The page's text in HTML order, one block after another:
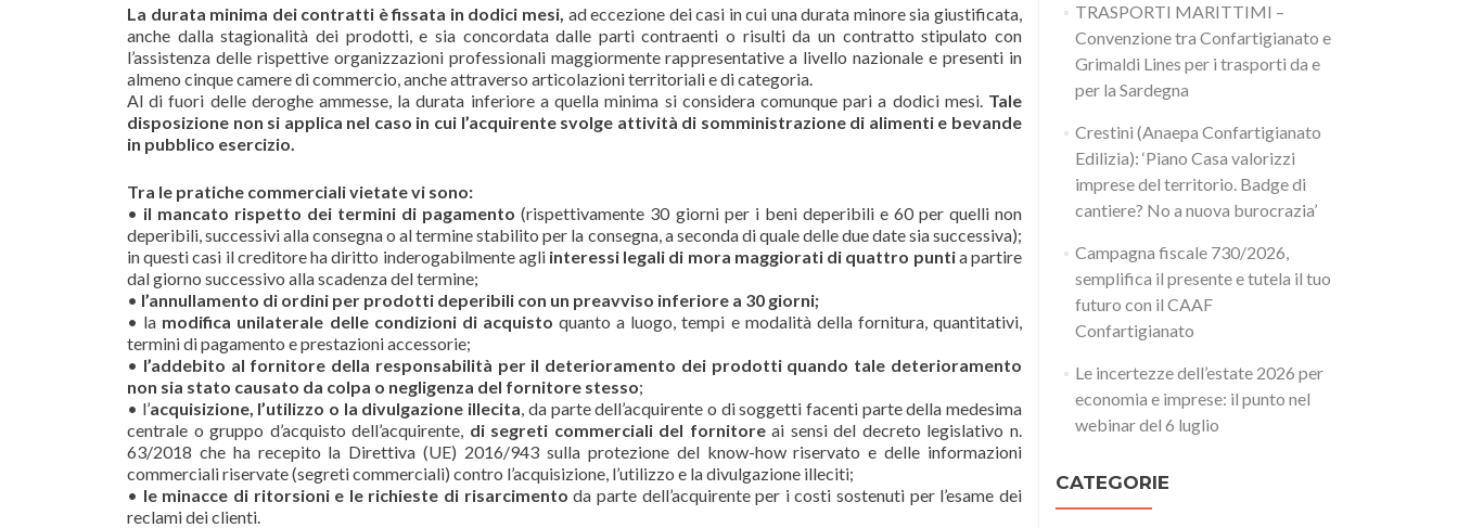
La durata minima dei contratti è fissata in dodici mesi, ad eccezione dei casi in cui una durata minore sia giustificata,
anche dalla stagionalità dei prodotti, e sia concordata dalle parti contraenti o risulti da un contratto stipulato con
l’assistenza delle rispettive organizzazioni professionali maggiormente rappresentative a livello nazionale e presenti in
almeno cinque camere di commercio, anche attraverso articolazioni territoriali e di categoria.
Al di fuori delle deroghe ammesse, la durata inferiore a quella minima si considera comunque pari a dodici mesi. Tale
disposizione non si applica nel caso in cui l’acquirente svolge attività di somministrazione di alimenti e bevande
in pubblico esercizio.
Tra le pratiche commerciali vietate vi sono:
• il mancato rispetto dei termini di pagamento (rispettivamente 30 giorni per i beni deperibili e 60 per quelli non
deperibili, successivi alla consegna o al termine stabilito per la consegna, a seconda di quale delle due date sia successiva);
in questi casi il creditore ha diritto inderogabilmente agli interessi legali di mora maggiorati di quattro puntia partire
dal giorno successivo alla scadenza del termine;
• l’annullamento di ordini per prodotti deperibili con un preavviso inferiore a 30 giorni;
• la modifica unilaterale delle condizioni di acquisto quanto a luogo, tempi e modalità della fornitura, quantitativi,
termini di pagamento e prestazioni accessorie;
• l’addebito al fornitore della responsabilità per il deterioramento dei prodotti quando tale deterioramento
non sia stato causato da colpa o negligenza del fornitore stesso;
• l’acquisizione, l’utilizzo o la divulgazione illecita, da parte dell’acquirente o di soggetti facenti parte della medesima
centrale o gruppo d’acquisto dell’acquirente, di segreti commerciali del fornitoreai sensi del decreto legislativo n.
63/2018 che ha recepito la Direttiva (UE) 2016/943 sulla protezione del know-how riservato e delle informazioni
commerciali riservate (segreti commerciali) contro l’acquisizione, l’utilizzo e la divulgazione illeciti;
• le minacce di ritorsioni e le richieste di risarcimento da parte dell’acquirente per i costi sostenuti per l’esame dei
reclami dei clienti.
TRASPORTI MARITTIMI –
Convenzione tra Confartigianato e
Grimaldi Lines per i trasporti da e
per la Sardegna
Crestini (Anaepa Confartigianato
Edilizia): ‘Piano Casa valorizzi
imprese del territorio. Badge di
cantiere? No a nuova burocrazia’
Campagna fiscale 730/2026,
semplifica il presente e tutela il tuo
futuro con il CAAF
Confartigianato
Le incertezze dell’estate 2026 per
economia e imprese: il punto nel
webinar del 6 luglio
CATEGORIE